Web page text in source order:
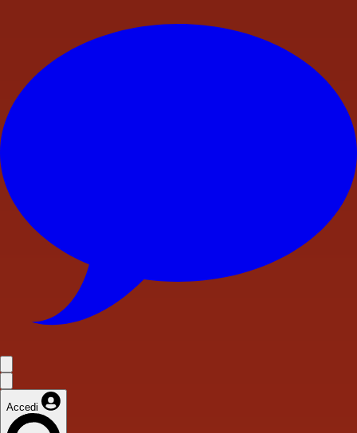
Accedi